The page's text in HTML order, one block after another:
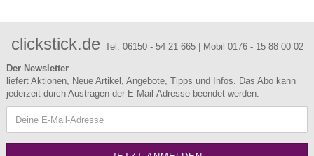
clickstick.de Tel. 06150 - 54 21 665 | Mobil 0176 - 15 88 00 02
Der Newsletter
liefert Aktionen, Neue Artikel, Angebote, Tipps und Infos. Das Abo kann
jederzeit durch Austragen der E-Mail-Adresse beendet werden.